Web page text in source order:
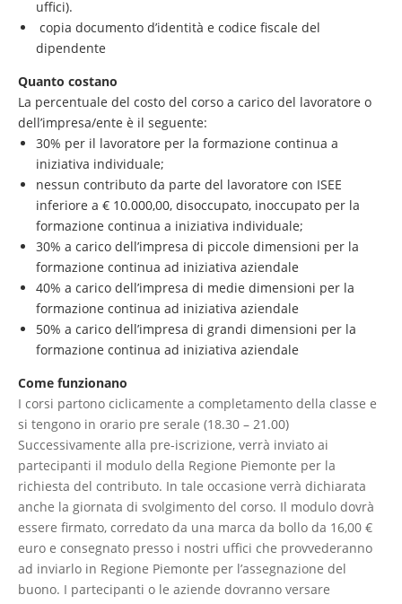
uffici).
copia documento d’identità e codice fiscale del
dipendente
Quanto costano
La percentuale del costo del corso a carico del lavoratore o
dell’impresa/ente è il seguente:
30% per il lavoratore per la formazione continua a
iniziativa individuale;
nessun contributo da parte del lavoratore con ISEE
inferiore a € 10.000,00, disoccupato, inoccupato per la
formazione continua a iniziativa individuale;
30% a carico dell’impresa di piccole dimensioni per la
formazione continua ad iniziativa aziendale
40% a carico dell’impresa di medie dimensioni per la
formazione continua ad iniziativa aziendale
50% a carico dell’impresa di grandi dimensioni per la
formazione continua ad iniziativa aziendale
Come funzionano
I corsi partono ciclicamente a completamento della classe e
si tengono in orario pre serale (18.30 – 21.00)
Successivamente alla pre-iscrizione, verrà inviato ai
partecipanti il modulo della Regione Piemonte per la
richiesta del contributo. In tale occasione verrà dichiarata
anche la giornata di svolgimento del corso. Il modulo dovrà
essere firmato, corredato da una marca da bollo da 16,00 €
euro e consegnato presso i nostri uffici che provvederanno
ad inviarlo in Regione Piemonte per l’assegnazione del
buono. I partecipanti o le aziende dovranno versare